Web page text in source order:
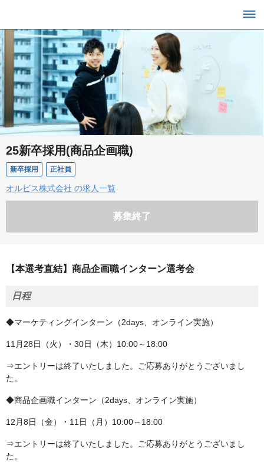
25新卒採用(商品企画職)
新卒採用 正社員
オルビス株式会社 の求人一覧
募集終了
【本選考直結】商品企画職インターン選考会
日程
◆マーケティングインターン（2days、オンライン実施）
11月28日（火）・30日（木）10:00～18:00
⇒エントリーは終了いたしました。ご応募ありがとうございまし
た。
◆商品企画職インターン（2days、オンライン実施）
12月8日（金）・11日（月）10:00～18:00
⇒エントリーは終了いたしました。ご応募ありがとうございまし
た。